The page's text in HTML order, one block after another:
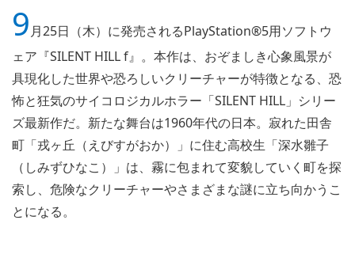
9月25日（木）に発売されるPlayStation®5用ソフトウ
ェア『SILENT HILL f』。本作は、おぞましき心象風景が
具現化した世界や恐ろしいクリーチャーが特徴となる、恐
怖と狂気のサイコロジカルホラー「SILENT HILL」シリー
ズ最新作だ。新たな舞台は1960年代の日本。寂れた田舎
町「戎ヶ丘（えびすがおか）」に住む高校生「深水雛子
（しみずひなこ）」は、霧に包まれて変貌していく町を探
索し、危険なクリーチャーやさまざまな謎に立ち向かうこ
とになる。